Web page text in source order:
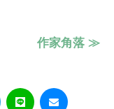
作家角落 ≫